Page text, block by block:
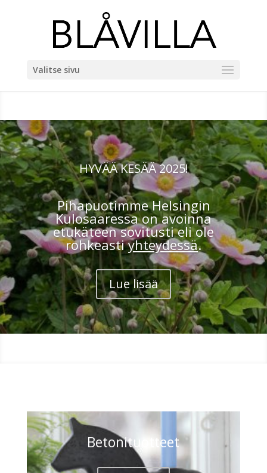
Valitse sivu
HYVÄÄ KESÄÄ 2025!
Pihapuotimme Helsingin
Kulosaaressa on avoinna
etukäteen sovitusti eli ole
rohkeastiyhteydessä.
Lue lisää
Betonituotteet